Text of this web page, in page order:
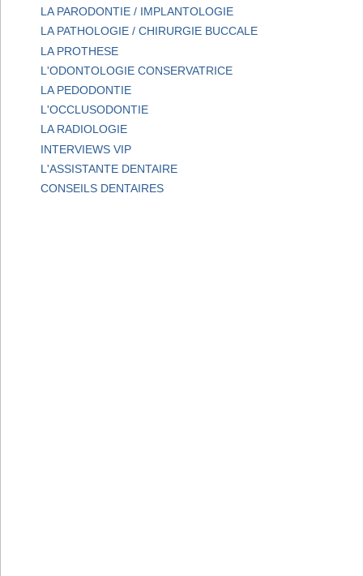
LA PARODONTIE / IMPLANTOLOGIE
LA PATHOLOGIE / CHIRURGIE BUCCALE
LA PROTHESE
L'ODONTOLOGIE CONSERVATRICE
LA PEDODONTIE
L'OCCLUSODONTIE
LA RADIOLOGIE
INTERVIEWS VIP
L'ASSISTANTE DENTAIRE
CONSEILS DENTAIRES